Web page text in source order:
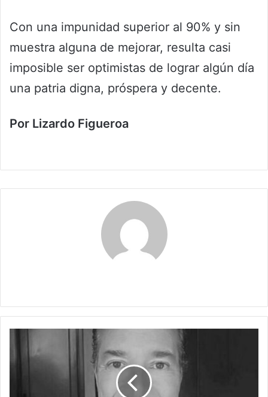
Con una impunidad superior al 90% y sin
muestra alguna de mejorar, resulta casi
imposible ser optimistas de lograr algún día
una patria digna, próspera y decente.
Por Lizardo Figueroa
LEVADURA